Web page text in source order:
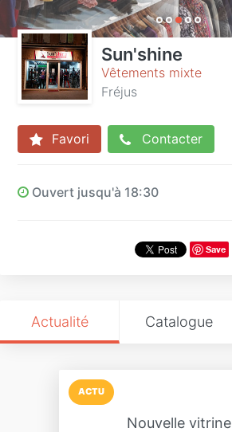
Sun'shine
Vêtements mixte
Fréjus
Favori Contacter
Ouvert jusqu'à 18:30
Save
Actualité Catalogue
ACTU
Nouvelle vitrine